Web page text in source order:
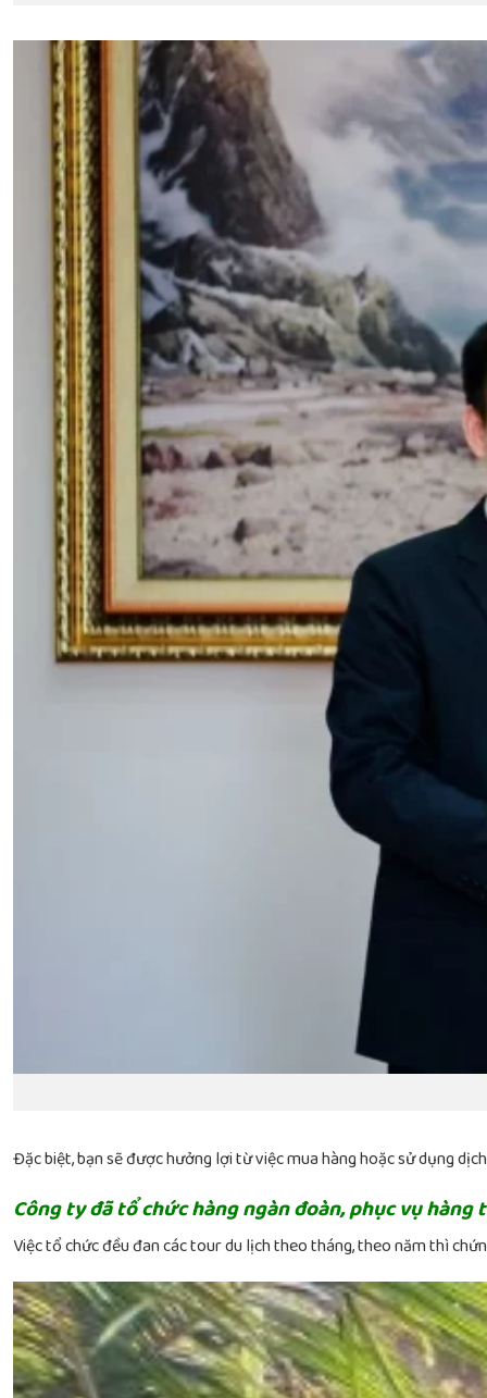
Đặc biệt, bạn sẽ được hưởng lợi từ việc mua hàng hoặc sử dụng
Công ty đã tổ chức hàng ngàn đoàn, phục vụ hàng
Việc tổ chức đều đan các tour du lịch theo tháng, theo năm thì